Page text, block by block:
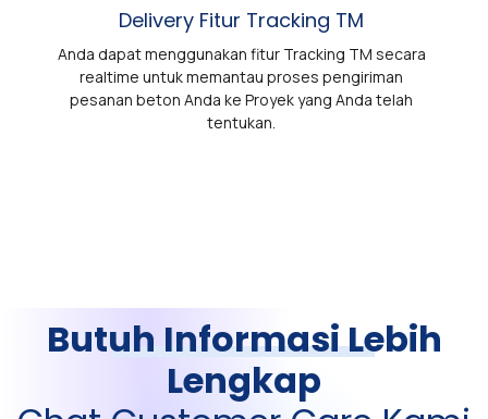
Delivery Fitur Tracking TM
Anda dapat menggunakan fitur Tracking TM secara
realtime untuk memantau proses pengiriman
pesanan beton Anda ke Proyek yang Anda telah
tentukan.
Butuh Informasi Lebih
Lengkap